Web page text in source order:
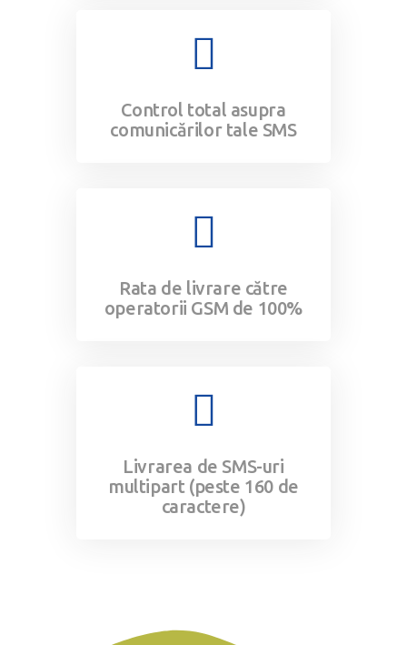
Control total asupra
comunicărilor tale SMS​
Rata de livrare către
operatorii GSM de 100%​
Livrarea de SMS-uri
multipart (peste 160 de
caractere)​